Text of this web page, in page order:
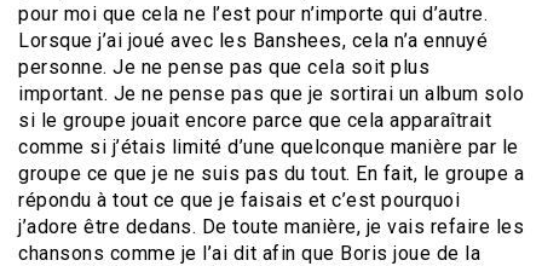
pour moi que cela ne l’est pour n’importe qui d’autre.
Lorsque j’ai joué avec les Banshees, cela n’a ennuyé
personne. Je ne pense pas que cela soit plus
important. Je ne pense pas que je sortirai un album solo
si le groupe jouait encore parce que cela apparaîtrait
comme si j’étais limité d’une quelconque manière par le
groupe ce que je ne suis pas du tout. En fait, le groupe a
répondu à tout ce que je faisais et c’est pourquoi
j’adore être dedans. De toute manière, je vais refaire les
chansons comme je l’ai dit afin que Boris joue de la